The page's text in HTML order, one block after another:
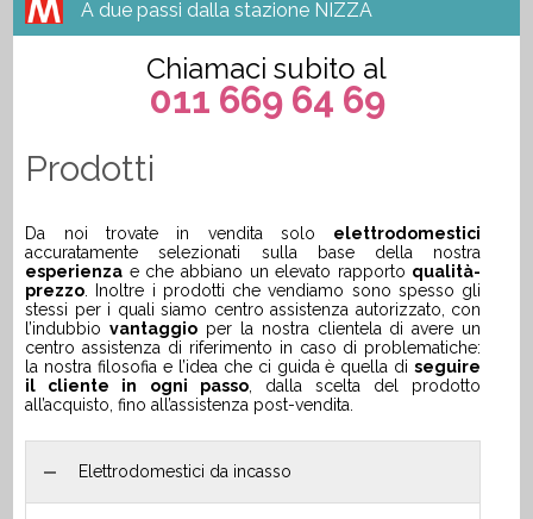
A due passi dalla stazione NIZZA
Chiamaci subito al
011 669 64 69
Prodotti
Da noi trovate in vendita solo elettrodomestici
accuratamente selezionati sulla base della nostra
esperienza e che abbiano un elevato rapporto qualità-
prezzo . Inoltre i prodotti che vendiamo sono spesso gli
stessi per i quali siamo centro assistenza autorizzato, con
l’indubbiovantaggio per la nostra clientela di avere un
centro assistenza di riferimento in caso di problematiche:
la nostra filosofia e l’idea che ci guida è quella diseguire
il cliente in ogni passo, dalla scelta del prodotto
all’acquisto, fino all’assistenza post-vendita.
Elettrodomestici da incasso